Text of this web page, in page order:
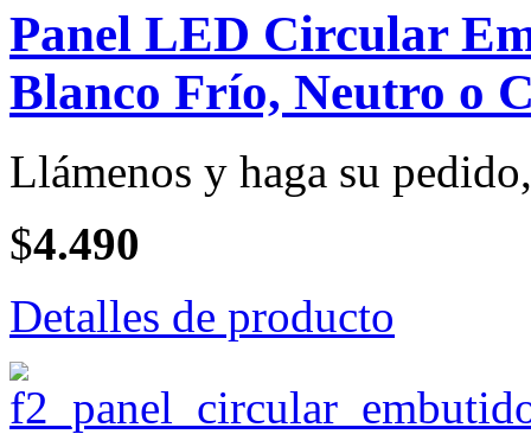
Panel LED Circular
Blanco Frío, Neutro o
Llámenos y haga su
$4.490
Detalles de producto